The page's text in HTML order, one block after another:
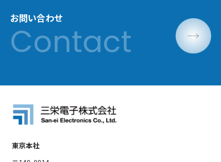
お問い合わせ
東京本社